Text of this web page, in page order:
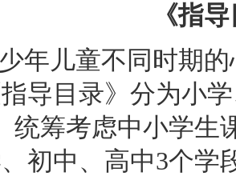
《指
年儿童不同时期
导目录》分为小
统筹考虑中小学生
初中、高中3个学